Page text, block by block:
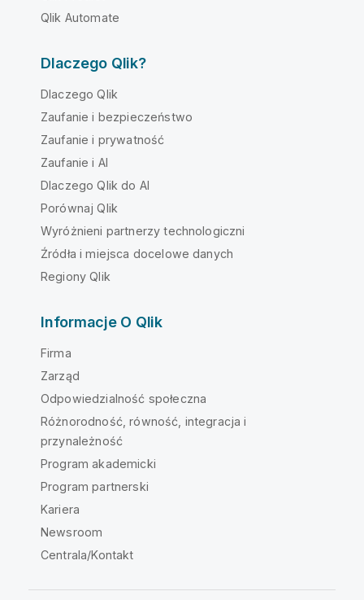
Qlik Automate
Dlaczego Qlik?
Dlaczego Qlik
Zaufanie i bezpieczeństwo
Zaufanie i prywatność
Zaufanie i AI
Dlaczego Qlik do AI
Porównaj Qlik
Wyróżnieni partnerzy technologiczni
Źródła i miejsca docelowe danych
Regiony Qlik
Informacje O Qlik
Firma
Zarząd
Odpowiedzialność społeczna
Różnorodność, równość, integracja i
przynależność
Program akademicki
Program partnerski
Kariera
Newsroom
Centrala/Kontakt